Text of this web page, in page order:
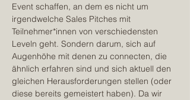
Event schaffen, an dem es nicht um
irgendwelche Sales Pitches mit
Teilnehmer*innen von verschiedensten
Leveln geht. Sondern darum, sich auf
Augenhöhe mit denen zu connecten, die
ähnlich erfahren sind und sich aktuell den
gleichen Herausforderungen stellen (oder
diese bereits gemeistert haben). Da wir